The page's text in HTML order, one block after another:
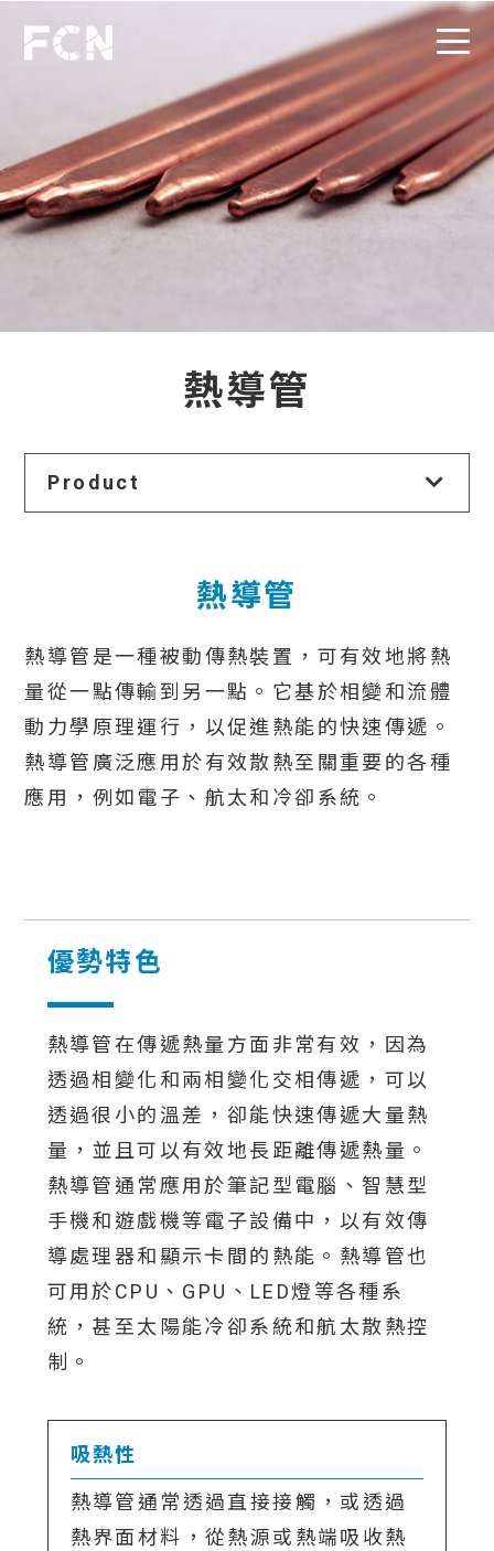
熱導管
Product
熱導管
熱導管是一種被動傳熱裝置，可有效地將熱
量從一點傳輸到另一點。它基於相變和流體
動力學原理運行，以促進熱能的快速傳遞。
熱導管廣泛應用於有效散熱至關重要的各種
應用，例如電子、航太和冷卻系統。
優勢特色
熱導管在傳遞熱量方面非常有效，因為
透過相變化和兩相變化交相傳遞，可以
透過很小的溫差，卻能快速傳遞大量熱
量，並且可以有效地長距離傳遞熱量。
熱導管通常應用於筆記型電腦、智慧型
手機和遊戲機等電子設備中，以有效傳
導處理器和顯示卡間的熱能。熱導管也
可用於CPU、GPU、LED燈等各種系
統，甚至太陽能冷卻系統和航太散熱控
制。
吸熱性
熱導管通常透過直接接觸，或透過
熱界面材料，從熱源或熱端吸收熱